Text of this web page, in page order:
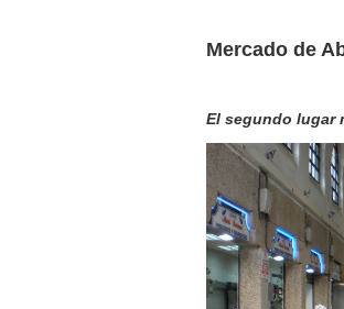
Mercado de
El segundo lugar